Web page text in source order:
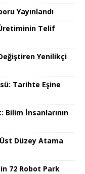
Yayınlandı
Üretiminin Telif
Yenilikçi
Tarihte Eşine
Bilim İnsanlarının
Düzey Atama
72 Robot Park